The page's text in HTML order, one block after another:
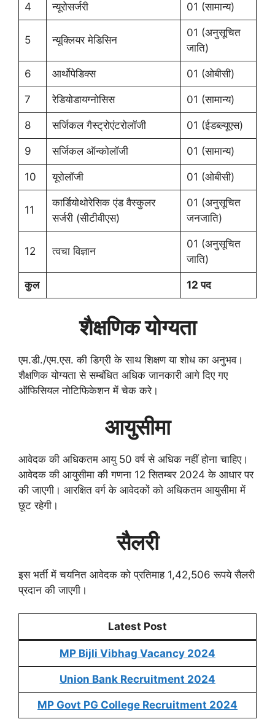
4 न्यूरोसर्जरी 01 (सामान्य)
5 न्यूक्लियर मेडिसिन
01 (अनुसूचित
जाति)
6 आर्थोपेडिक्स 01 (ओबीसी)
7 रेडियोडायग्नोसिस 01 (सामान्य)
8 सर्जिकल गैस्ट्रोएंटरोलॉजी 01 (ईडब्ल्यूएस)
9 सर्जिकल ऑन्कोलॉजी 01 (सामान्य)
10 यूरोलॉजी 01 (ओबीसी)
11
कार्डियोथोरेसिक एंड वैस्कुलर
सर्जरी (सीटीवीएस)
01 (अनुसूचित
जनजाति)
12 त्वचा विज्ञान
01 (अनुसूचित
जाति)
कुल 12 पद
शैक्षणिक योग्यता
एम.डी./एम.एस. की डिग्री के साथ शिक्षण या शोध का अनुभव।
शैक्षणिक योग्यता से सम्बंधित अधिक जानकारी आगे दिए गए
ऑफिसियल नोटिफिकेशन में चेक करे।
आयुसीमा
आवेदक की अधिकतम आयु 50 वर्ष से अधिक नहीं होना चाहिए।
आवेदक की आयुसीमा की गणना 12 सितम्बर 2024 के आधार पर
की जाएगी। आरक्षित वर्ग के आवेदकों को अधिकतम आयुसीमा में
छूट रहेगी।
सैलरी
इस भर्ती में चयनित आवेदक को प्रतिमाह 1,42,506 रूपये सैलरी
प्रदान की जाएगी।
Latest Post
MP Bijli Vibhag Vacancy 2024
Union Bank Recruitment 2024
MP Govt PG College Recruitment 2024